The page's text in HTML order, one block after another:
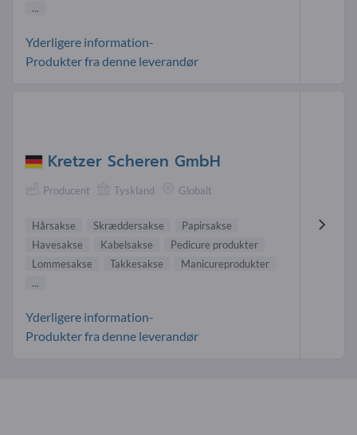
...
Yderligere information-
Produkter fra denne leverandør
Kretzer Scheren GmbH
Producent Tyskland Globalt
Hårsakse Skræddersakse
Papirsakse
Havesakse
Kabelsakse
Pedicure produkter
Lommesakse
Takkesakse
Manicureprodukter
...
Yderligere information-
Produkter fra denne leverandør